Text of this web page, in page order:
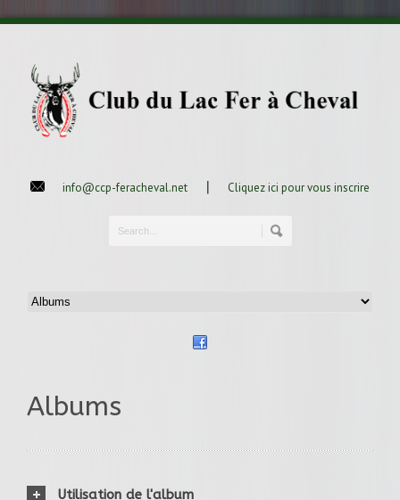
info@ccp-feracheval.net | Cliquez ici pour vous inscrire
Albums
Utilisation de l'album